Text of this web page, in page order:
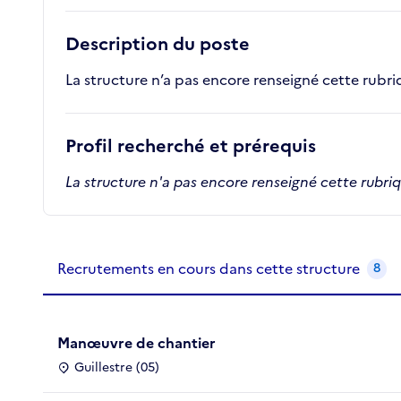
Description du poste
La structure n’a pas encore renseigné cette
Profil recherché et prérequis
La structure n'a pas encore renseigné cette
Recrutements de la structure
Recrutements en cours dans cette structure 8
Manœuvre de chantier
Guillestre (05)